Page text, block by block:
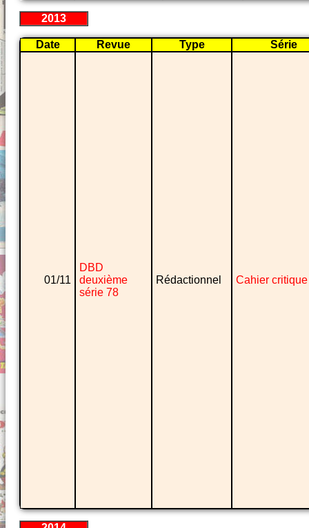
2013
Date Revue Type Série
01/11
DBD
deuxième
série 78
Rédactionnel Cahier critique